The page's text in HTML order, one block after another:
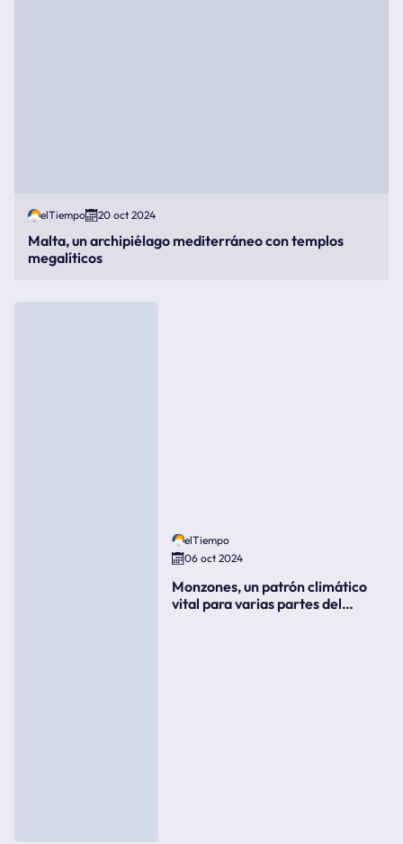
elTiempo 20 oct 2024
Malta, un archipiélago mediterráneo con templos
megalíticos
elTiempo
06 oct 2024
Monzones, un patrón climático
vital para varias partes del